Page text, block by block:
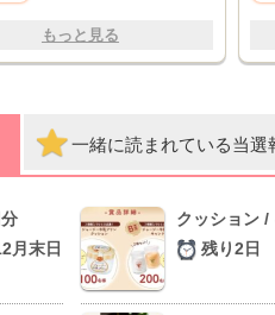
もっと見る
一緒に読まれている当選
月末日
クッション
残り2日